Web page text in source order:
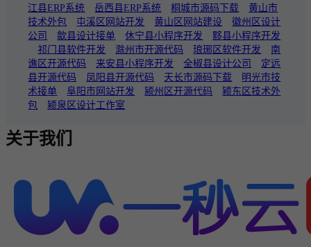
江县ERP系统
岳西县ERP系统 桐城市源码下载
黄山市
技术外包
屯溪区网站开发 黄山区网站建设
徽州区设计
公司
歙县设计接单 休宁县小程序开发
黟县小程序开发
祁门县软件开发
滁州市开源代码 琅琊区软件开发
南
谯区开源代码
来安县小程序开发 全椒县设计公司
定远
县开源代码
凤阳县开源代码 天长市源码下载
明光市技
术接单
阜阳市网站开发 颍州区开源代码
颍东区技术外
包
颍泉区设计工作室
关于我们